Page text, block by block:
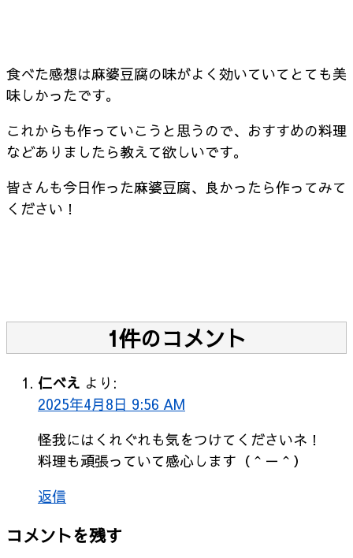
食べた感想は麻婆豆腐の味がよく効いていてとても美
味しかったです。
これからも作っていこうと思うので、おすすめの料理
などありましたら教えて欲しいです。
皆さんも今日作った麻婆豆腐、良かったら作ってみて
ください！
1件のコメント
仁べえ より:
2025年4月8日 9:56 AM
怪我にはくれぐれも気をつけてくださいネ！
料理も頑張っていて感心します（＾－＾）
返信
コメントを残す